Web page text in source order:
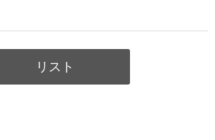
リスト